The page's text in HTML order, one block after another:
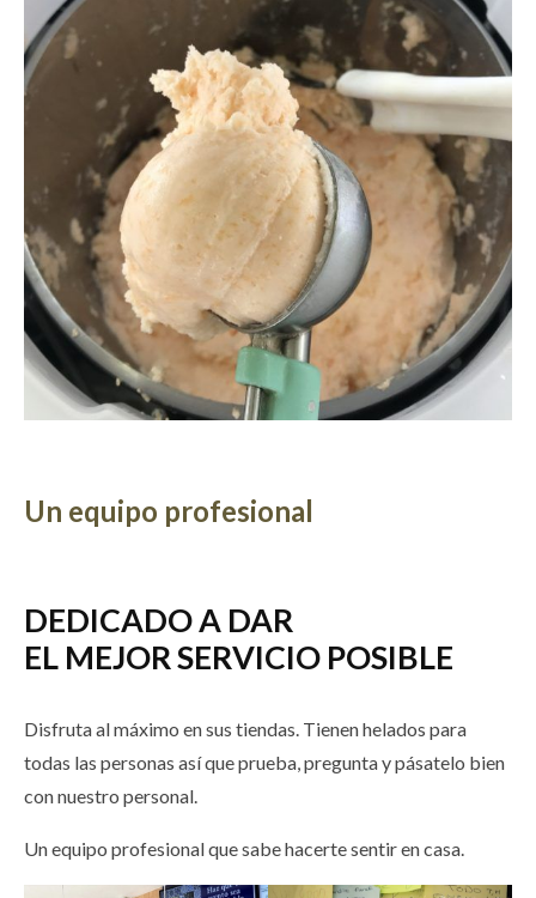
Un equipo profesional
DEDICADO A DAR
EL MEJOR SERVICIO POSIBLE
Disfruta al máximo en sus tiendas. Tienen helados para
todas las personas así que prueba, pregunta y pásatelo bien
con nuestro personal.
Un equipo profesional que sabe hacerte sentir en casa.